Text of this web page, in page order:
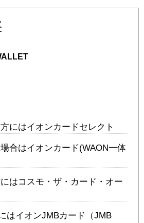
にはイオンカードセレクト
合はイオンカード(WAON一体
はコスモ・ザ・カード・オー
はイオンJMBカード（JMB